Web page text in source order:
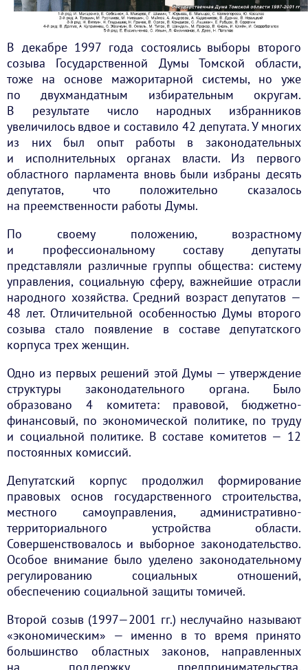
В декабре 1997 года состоялись выборы второго
созыва Государственной Думы Томской области,
тоже на основе мажоритарной системы, но уже
по двухмандатным избирательным округам.
В результате число народных избранников
увеличилось вдвое и составило 42 депутата. У многих
из них был опыт работы в законодательных
и исполнительных органах власти. Из первого
областного парламента вновь были избраны десять
депутатов, что положительно сказалось
на преемственности работы Думы.
По своему положению, возрастному
и профессиональному составу депутаты
представляли различные группы общества: систему
управления, социальную сферу, важнейшие отрасли
народного хозяйства. Средний возраст депутатов —
48 лет. Отличительной особенностью Думы второго
созыва стало появление в составе депутатского
корпуса трех женщин.
Одно из первых решений этой Думы — утверждение
структуры законодательного органа. Было
образовано 4 комитета: правовой, бюджетно-
финансовый, по экономической политике, по труду
и социальной политике. В составе комитетов — 12
постоянных комиссий.
Депутатский корпус продолжил формирование
правовых основ государственного строительства,
местного самоуправления, административно-
территориального устройства области.
Совершенствовалось и выборное законодательство.
Особое внимание было уделено законодательному
регулированию социальных отношений,
обеспечению социальной защиты томичей.
Второй созыв (1997—2001 гг.) неслучайно называют
«экономическим» — именно в то время принято
большинство областных законов, направленных
на поддержку предпринимательства,